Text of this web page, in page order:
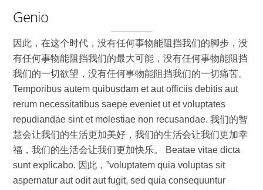
Genio
因此，在这个时代，没有任何事物能阻挡我们的脚步，没
有任何事物能阻挡我们的最大可能，没有任何事物能阻挡
我们的一切欲望，没有任何事物能阻挡我们的一切痛苦。
Temporibus autem quibusdam et aut officiis debitis aut
rerum necessitatibus saepe eveniet ut et voluptates
repudiandae sint et molestiae non recusandae. 我们的智
慧会让我们的生活更加美好，我们的生活会让我们更加幸
福，我们的生活会让我们更加快乐。 Beatae vitae dicta
sunt explicabo. 因此，”voluptatem quia voluptas sit
aspernatur aut odit aut fugit, sed quia consequuntur